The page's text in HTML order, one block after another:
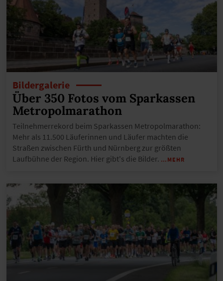
Bildergalerie
Über 350 Fotos vom Sparkassen
Metropolmarathon
Teilnehmerrekord beim Sparkassen Metropolmarathon:
Mehr als 11.500 Läuferinnen und Läufer machten die
Straßen zwischen Fürth und Nürnberg zur größten
Laufbühne der Region. Hier gibt's die Bilder. …MEHR